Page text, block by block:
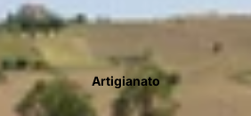
Artigianato